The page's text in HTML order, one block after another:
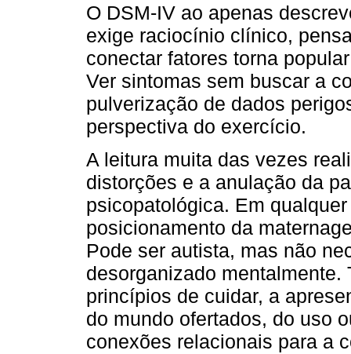
O DSM-IV ao apenas
exige raciocínio clínico,
conectar fatores torna
Ver sintomas sem buscar a
pulverização de dados
perspectiva do exercício.
A leitura muita das vezes
distorções e a anulação da
psicopatológica. Em
posicionamento da
Pode ser autista, mas não
desorganizado mentalmente.
princípios de cuidar, a
do mundo ofertados, do uso
conexões relacionais para a